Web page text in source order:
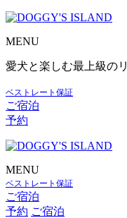
MENU
愛犬と楽しむ最上級の
ベストレート保証
ご宿泊
予約
MENU
ベストレート保証
ご宿泊
予約 ご宿泊